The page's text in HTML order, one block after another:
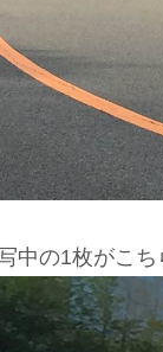
中の1枚がこ